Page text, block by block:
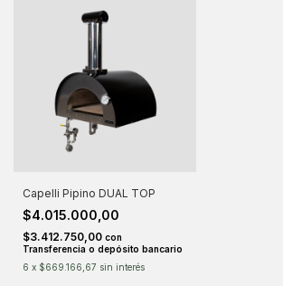
Capelli Pipino DUAL TOP
$4.015.000,00
$3.412.750,00 con
Transferencia o depósito bancario
6 x $669.166,67 sin interés